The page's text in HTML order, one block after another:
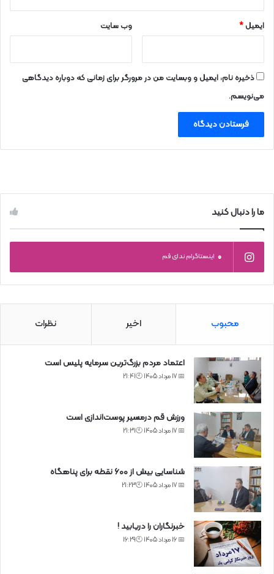
ایمیل* وب‌ سایت
ذخیره نام، ایمیل و وبسایت من در مرورگر برای زمانی که دوباره دیدگاهی
می‌نویسم.
ما را دنبال کنید
0 اینستاگرام ندای قم
محبوب اخیر نظرات
اعتماد مردم بزرگ‌ترین سرمایه پلیس است
📅 17 مرداد 1405 🕙21:41
ورزش قم درمسیر پوست‌اندازی است
📅 17 مرداد 1405 🕙21:31
شناسایی بیش از ۶۰۰ نقطه برای پناهگاه
📅 17 مرداد 1405 🕙21:23
خبرنگاران را دریابید !
📅 16 مرداد 1405 🕙16:29